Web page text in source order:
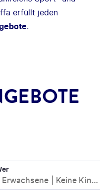
erfüllt jeden
.
Erwachsene Keine Kinder